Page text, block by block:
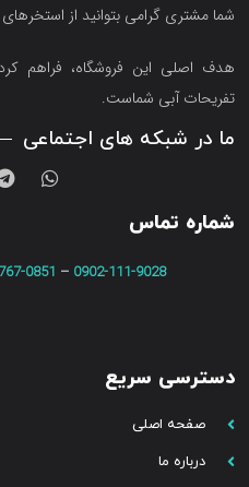
شما مشتری گرامی بتوانید از
هدف اصلی این فروشگاه‌، فراهم
تفریحات آبی شماست.
ما در شبکه های اجتماعی
شماره تماس
0902-111-9028
–
0851
دسترسی سریع
صفحه اصلی
درباره ما